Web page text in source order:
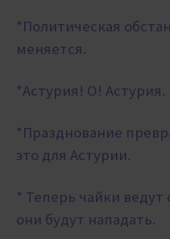
*Политическая
меняется.
*Астурия! О! Астурия.
*Празднование
это для Астурии.
* Теперь чайки ведут
они будут нападать.